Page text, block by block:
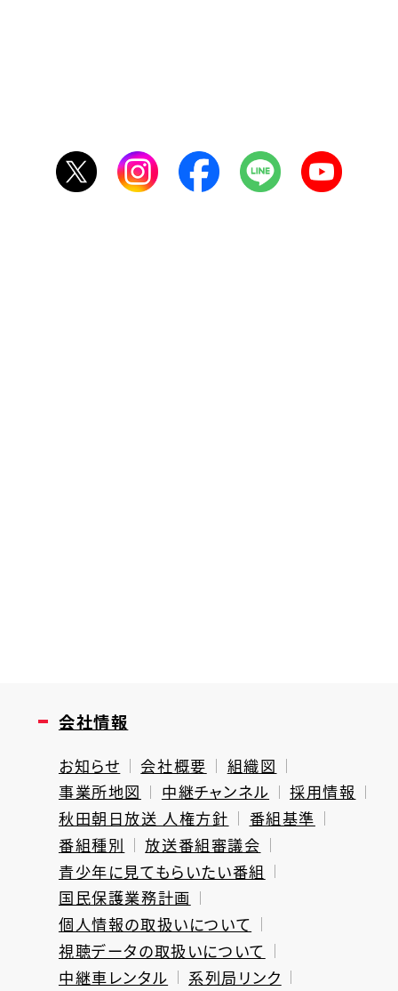
会社情報
お知らせ 会社概要
組織図
事業所地図
中継チャンネル
採用情報
秋田朝日放送 人権方針
番組基準
番組種別
放送番組審議会
青少年に見てもらいたい番組
国民保護業務計画
個人情報の取扱いについて
視聴データの取扱いについて
中継車レンタル
系列局リンク